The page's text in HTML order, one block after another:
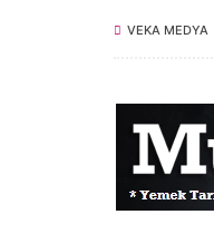
VEKA MEDYA